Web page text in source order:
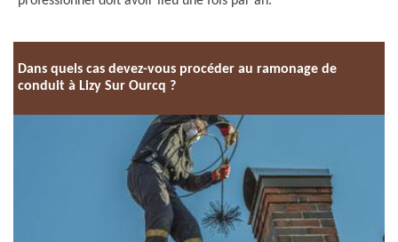
Dans quels cas devez-vous procéder au ramonage de
conduit à Lizy Sur Ourcq ?